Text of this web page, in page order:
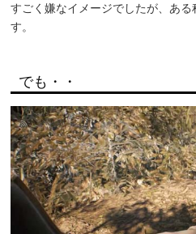
すごく嫌なイメージでしたが、あ
す。
でも・・